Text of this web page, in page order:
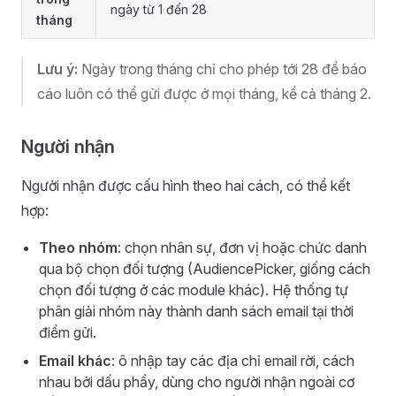
tháng
ngày từ 1 đến 28
Lưu ý: Ngày trong tháng chỉ cho phép tới 28 để báo
cáo luôn có thể gửi được ở mọi tháng, kể cả tháng 2.
Người nhận
Người nhận được cấu hình theo hai cách, có thể kết
hợp:
Theo nhóm: chọn nhân sự, đơn vị hoặc chức danh
qua bộ chọn đối tượng (AudiencePicker, giống cách
chọn đối tượng ở các module khác). Hệ thống tự
phân giải nhóm này thành danh sách email tại thời
điểm gửi.
Email khác: ô nhập tay các địa chỉ email rời, cách
nhau bởi dấu phẩy, dùng cho người nhận ngoài cơ